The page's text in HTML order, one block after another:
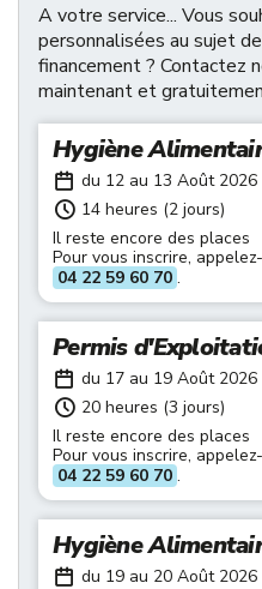
A votre service... Vous
personnalisées au sujet
financement ? Contactez
maintenant et
Hygiène
du 12 au 13 Août 2026
14 heures (2 jours)
Il reste encore des places
Pour vous inscrire,
04 22 59 60 70 .
Permis
du 17 au 19 Août 2026
20 heures (3 jours)
Il reste encore des places
Pour vous inscrire,
04 22 59 60 70 .
Hygiène
du 19 au 20 Août 2026